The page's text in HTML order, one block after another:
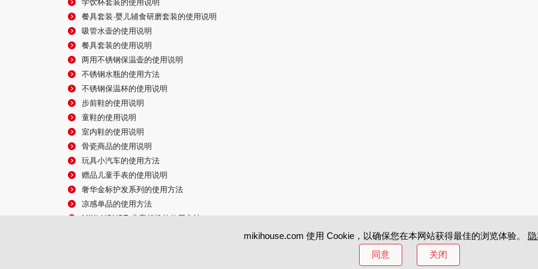
学饮杯套装的使用说明
餐具套装·婴儿辅食研磨套装的使用说明
吸管水壶的使用说明
餐具套装的使用说明
两用不锈钢保温壶的使用说明
不锈钢水瓶的使用方法
不锈钢保温杯的使用说明
步前鞋的使用说明
童鞋的使用说明
室内鞋的使用说明
骨瓷商品的使用说明
玩具小汽车的使用方法
赠品儿童手表的使用说明
奢华金标护发系列的使用方法
凉感单品的使用方法
MIKI HOUSE 儿童相机的使用方法
mikihouse.com 使用 Cookie，以确保您在本网站获得最佳的浏览体验。
同意
关闭